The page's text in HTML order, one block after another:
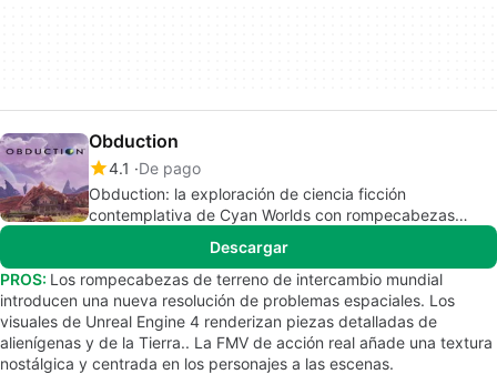
Obduction
4.1
De pago
Obduction: la exploración de ciencia ficción
contemplativa de Cyan Worlds con rompecabezas
Descargar
PROS: Los rompecabezas de terreno de intercambio mundial
introducen una nueva resolución de problemas espaciales. Los
visuales de Unreal Engine 4 renderizan piezas detalladas de
alienígenas y de la Tierra.. La FMV de acción real añade una textura
nostálgica y centrada en los personajes a las escenas.